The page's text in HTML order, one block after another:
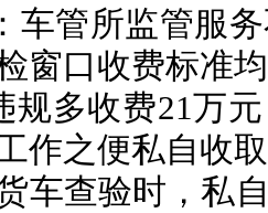
车管所监管服
窗口收费标准
规多收费21万
作之便私自收
车查验时，私